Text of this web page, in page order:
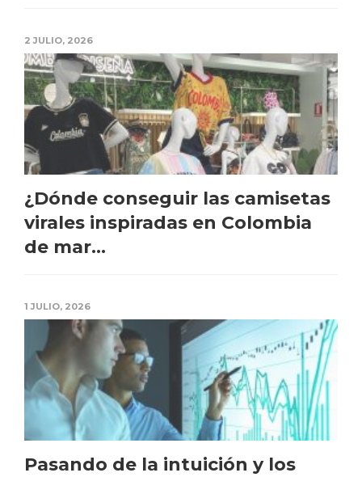
2 JULIO, 2026
¿Dónde conseguir las camisetas
virales inspiradas en Colombia
de mar...
1 JULIO, 2026
Pasando de la intuición y los